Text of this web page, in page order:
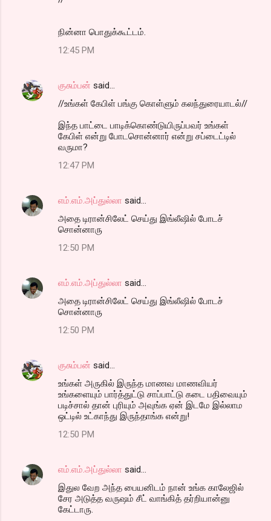
நின்னா பொதுக்கூட்டம்.
12:45 PM
குசும்பன் said…
//உங்கள் கேபிள் பங்கு கொள்ளும் கலந்துரையாடல்//
இந்த பாட்டை பாடிக்கொண்டுயிருப்பவர் உங்கள்
கேபிள் என்று போடசொன்னார் என்று சப்டைட்டில்
வருமா?
12:47 PM
எம்.எம்.அப்துல்லா said…
அதை டிரான்சிலேட் செய்து இங்லீஷில் போடச்
சொன்னாரு
12:50 PM
எம்.எம்.அப்துல்லா said…
அதை டிரான்சிலேட் செய்து இங்லீஷில் போடச்
சொன்னாரு
12:50 PM
குசும்பன் said…
உங்கள் அருகில் இருந்த மாணவ மாணவியர்
உங்களையும் பார்த்துட்டு சாப்பாட்டு கடை பதிவையும்
படிச்சால் தான் புரியும் அவுங்க ஏன் இடமே இல்லாம
ஒட்டில் உட்காந்து இருந்தாங்க என்று!
12:50 PM
எம்.எம்.அப்துல்லா said…
இதுல வேற அந்த பையனிடம் நான் உங்க காலேஜில்
சேர அடுத்த வருஷம் சீட் வாங்கித் தர்றியான்னு
கேட்டாரு.